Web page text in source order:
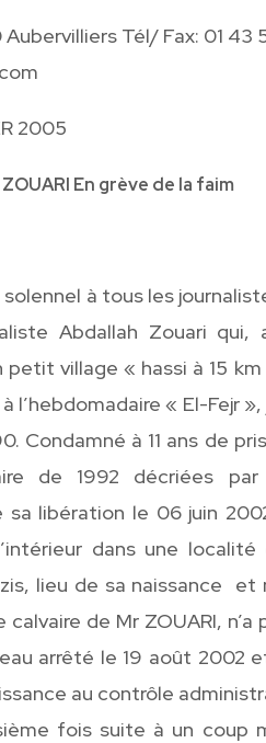
Tél/ Fax: 01 43
2005
En grève de la faim
à tous les
Abdallah Zouari qui,
village « hassi à 15
« El-Fejr »,
Condamné à 11 ans de
de 1992 décriées par
libération le 06 juin
dans une localité
lieu de sa naissance et
de Mr ZOUARI, n’a
arrêté le 19 août 2002
au contrôle
fois suite à un coup